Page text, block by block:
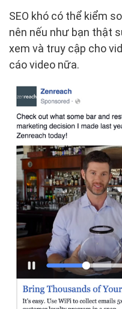
SEO khó có thể kiểm
nên nếu như bạn thật
xem và truy cập cho
cáo video nữa.